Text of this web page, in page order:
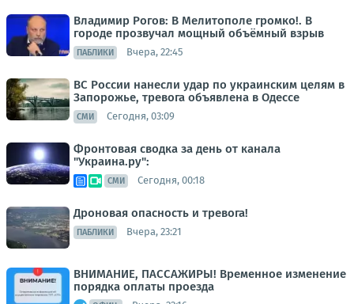
Владимир Рогов: В Мелитополе громко!. В
городе прозвучал мощный объёмный взрыв
ПАБЛИКИ Вчера, 22:45
ВС России нанесли удар по украинским целям в
Запорожье, тревога объявлена в Одессе
СМИ Сегодня, 03:09
Фронтовая сводка за день от канала
"Украина.ру":
СМИ Сегодня, 00:18
Дроновая опасность и тревога!
ПАБЛИКИ Вчера, 23:21
ВНИМАНИЕ, ПАССАЖИРЫ! Временное изменение
порядка оплаты проезда